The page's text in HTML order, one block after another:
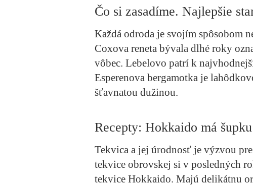
Čo si zasadíme. Najlepšie
Každá odroda je svojím spôsobom
Coxova reneta bývala dlhé roky
vôbec. Lebelovo patrí k
Esperenova bergamotka je
šťavnatou dužinou.
Recepty: Hokkaido má
Tekvica a jej úrodnosť je výzvou
tekvice obrovskej si v posledných
tekvice Hokkaido. Majú delikátnu